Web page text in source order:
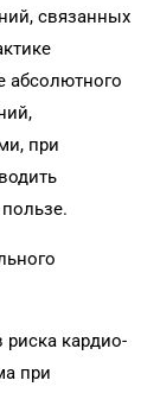
связанных
абсолютного
при
риска кардио-
при